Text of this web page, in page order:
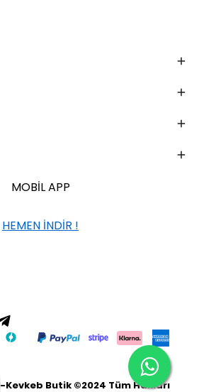
MOBİL APP
HEMEN İNDİR !
-Kevkeb Butik ©2024 Tüm Hakları